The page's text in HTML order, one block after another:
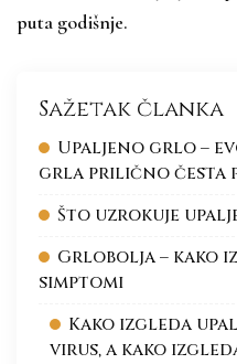
puta godišnje.
Sažetak članka
Upaljeno grlo –
grla prilično česta
Što uzrokuje
Grlobolja – kako
simptomi
Kako izgleda
virus, a kako